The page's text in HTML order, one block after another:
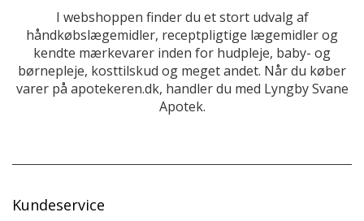
I webshoppen finder du et stort udvalg af
håndkøbslægemidler, receptpligtige lægemidler og
kendte mærkevarer inden for hudpleje, baby- og
børnepleje, kosttilskud og meget andet. Når du køber
varer på apotekeren.dk, handler du med Lyngby Svane
Apotek.
Kundeservice